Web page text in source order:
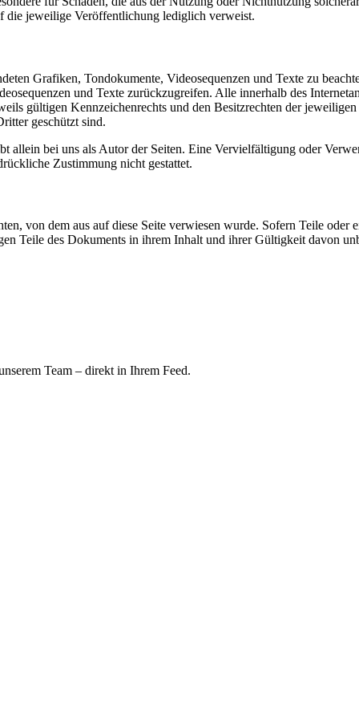
die jeweilige Veröffentlichung lediglich verweist.
Grafiken, Tondokumente, Videosequenzen und Texte zu
und Texte zurückzugreifen. Alle innerhalb des
gültigen Kennzeichenrechts und den Besitzrechten der
geschützt sind.
allein bei uns als Autor der Seiten. Eine Vervielfältigung oder
Zustimmung nicht gestattet.
von dem aus auf diese Seite verwiesen wurde. Sofern Teile
Teile des Dokuments in ihrem Inhalt und ihrer Gültigkeit davon
Team – direkt in Ihrem Feed.